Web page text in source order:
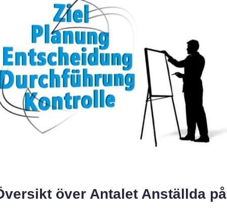
över Antalet Anställda på